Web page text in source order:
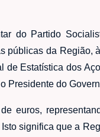
do Partido
públicas da
de Estatística dos
Presidente do
euros,
significa que a